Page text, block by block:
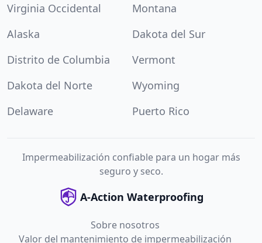
Virginia Occidental
Montana
Alaska
Dakota del Sur
Distrito de Columbia
Vermont
Dakota del Norte
Wyoming
Delaware
Puerto Rico
Impermeabilización confiable para un hogar más
seguro y seco.
A-Action Waterproofing
Sobre nosotros
Valor del mantenimiento de impermeabilización